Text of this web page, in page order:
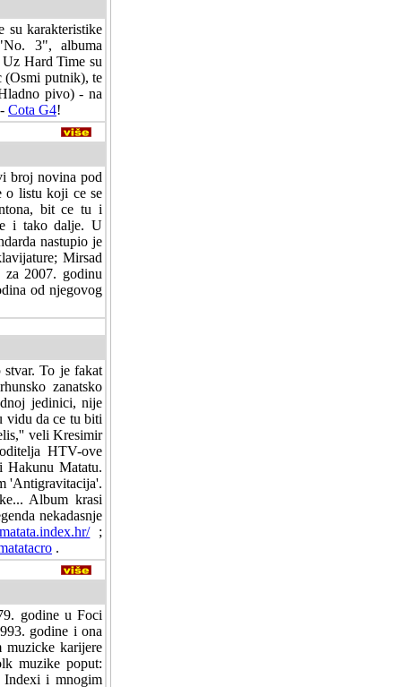
su karakteristike
3", albuma
Hard Time su
(Osmi putnik), te
pivo) - na
Cota G4!
broj novina pod
o listu koji ce se
bit ce tu i
i tako dalje. U
nastupio je
Mirsad
2007. godinu
od njegovog
stvar. To je fakat
zanatsko
jedinici, nije
vidu da ce tu biti
veli Kresimir
HTV-ove
Hakunu Matatu.
'Antigravitacija'.
Album krasi
nekadasnje
;
.
godine u Foci
godine i ona
muzicke karijere
muzike poput:
i mnogim